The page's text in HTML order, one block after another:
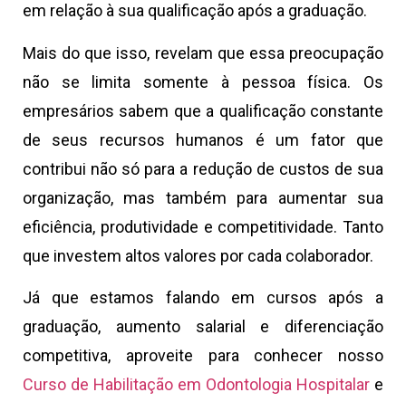
em relação à sua qualificação após a graduação.
Mais do que isso, revelam que essa preocupação
não se limita somente à pessoa física. Os
empresários sabem que a qualificação constante
de seus recursos humanos é um fator que
contribui não só para a redução de custos de sua
organização, mas também para aumentar sua
eficiência, produtividade e competitividade. Tanto
que investem altos valores por cada colaborador.
Já que estamos falando em cursos após a
graduação, aumento salarial e diferenciação
competitiva, aproveite para conhecer nosso
Curso de Habilitação em Odontologia Hospitalar e